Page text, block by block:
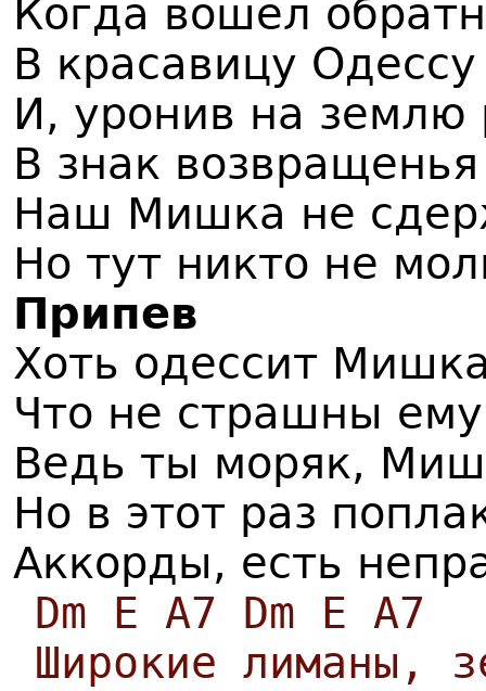
Когда вошел
В красавицу
И, уронив на землю
В знак возвращенья
Наш Мишка не
Но тут никто не
Припев
Хоть одессит
Что не страшны
Ведь ты моряк,
Но в этот раз
Аккорды, есть
Dm E A7 Dm E A7
Широкие лиманы,